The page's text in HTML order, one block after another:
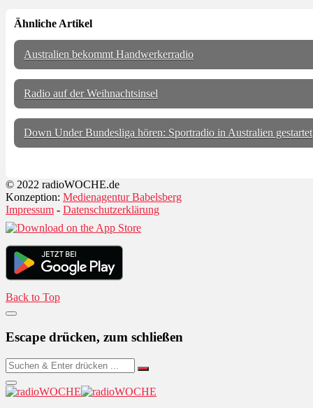
Ähnliche Artikel
Australien bekommt Handwerkerradio
Radio auf der Weihnachtsinsel
Down Under Bundesliga hören: Sportradio in Australien gestartet
© 2022 radioWOCHE.de
Konzeption: Medienagentur Babelsberg
Impressum - Datenschutzerklärung
Back to Top
Escape drücken, zum schließen